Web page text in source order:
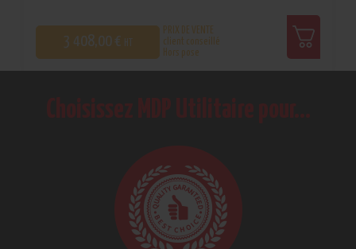
3 408,00 € HT
PRIX DE VENTE
client conseillé
Hors pose
Choisissez MDP Utilitaire pour…